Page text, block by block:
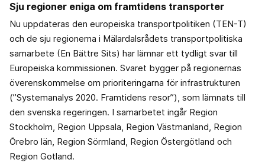
Sju regioner eniga om framtidens transporter
Nu uppdateras den europeiska transportpolitiken (TEN-T)
och de sju regionerna i Mälardalsrådets transportpolitiska
samarbete (En Bättre Sits) har lämnar ett tydligt svar till
Europeiska kommissionen. Svaret bygger på regionernas
överenskommelse om prioriteringarna för infrastrukturen
(”Systemanalys 2020. Framtidens resor”), som lämnats till
den svenska regeringen. I samarbetet ingår Region
Stockholm, Region Uppsala, Region Västmanland, Region
Örebro län, Region Sörmland, Region Östergötland och
Region Gotland.